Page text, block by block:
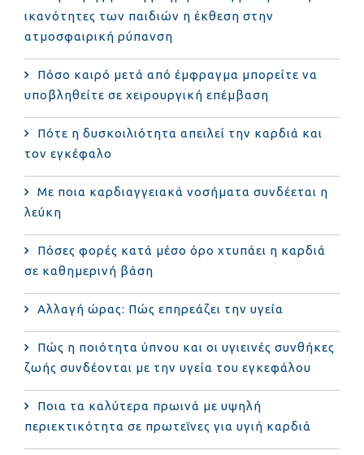
ικανότητες των παιδιών η έκθεση στην
ατμοσφαιρική ρύπανση
Πόσο καιρό μετά από έμφραγμα μπορείτε να
υποβληθείτε σε χειρουργική επέμβαση
Πότε η δυσκοιλιότητα απειλεί την καρδιά και
τον εγκέφαλο
Με ποια καρδιαγγειακά νοσήματα συνδέεται η
λεύκη
Πόσες φορές κατά μέσο όρο χτυπάει η καρδιά
σε καθημερινή βάση
Αλλαγή ώρας: Πώς επηρεάζει την υγεία
Πώς η ποιότητα ύπνου και οι υγιεινές συνθήκες
ζωής συνδέονται με την υγεία του εγκεφάλου
Ποια τα καλύτερα πρωινά με υψηλή
περιεκτικότητα σε πρωτεΐνες για υγιή καρδιά